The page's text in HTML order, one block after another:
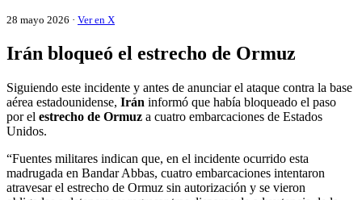
28 mayo 2026 · Ver en X
Irán bloqueó el estrecho de Ormuz
Siguiendo este incidente y antes de anunciar el ataque contra la base
aérea estadounidense, Irán informó que había bloqueado el paso
por el estrecho de Ormuz a cuatro embarcaciones de Estados
Unidos.
“Fuentes militares indican que, en el incidente ocurrido esta
madrugada en Bandar Abbas, cuatro embarcaciones intentaron
atravesar el estrecho de Ormuz sin autorización y se vieron